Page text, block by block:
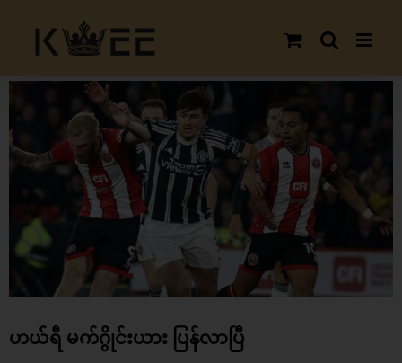
content
Image
ဟယ်ရီ မက်ဂွိုင်းယား ပြန်လာပြီ